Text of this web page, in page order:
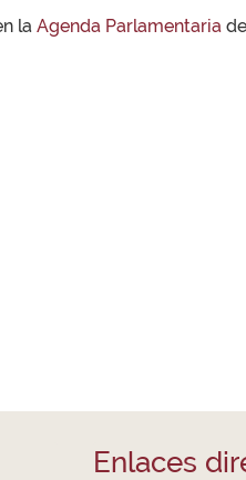
la Agenda Parlamentaria
Enlaces